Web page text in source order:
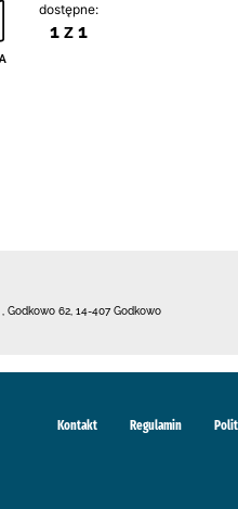
dostępne:
1 z 1
Godkowo 62 14-407 Godkowo
Kontakt Regulamin